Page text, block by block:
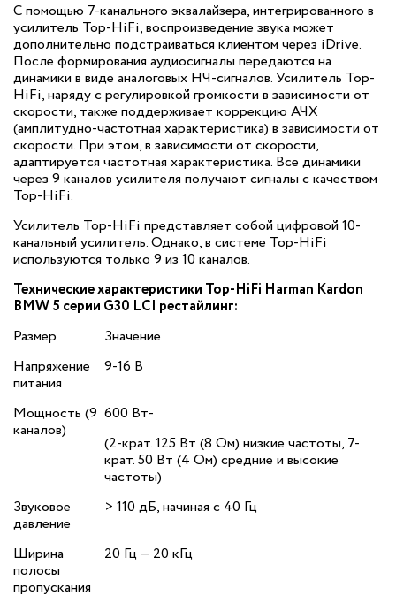
С помощью 7-канального эквалайзера, интегрированного в
усилитель Top-HiFi, воспроизведение звука может
дополнительно подстраиваться клиентом через iDrive.
После формирования аудиосигналы передаются на
динамики в виде аналоговых НЧ-сигналов. Усилитель Top-
HiFi, наряду с регулировкой громкости в зависимости от
скорости, также поддерживает коррекцию АЧХ
(амплитудно-частотная характеристика) в зависимости от
скорости. При этом, в зависимости от скорости,
адаптируется частотная характеристика. Все динамики
через 9 каналов усилителя получают сигналы с качеством
Top-HiFi.
Усилитель Top-HiFi представляет собой цифровой 10-
канальный усилитель. Однако, в системе Top-HiFi
используются только 9 из 10 каналов.
Технические характеристики Top-HiFi Harman Kardon
BMW 5 серии G30 LCI рестайлинг:
Размер
Значение
Напряжение
питания
9-16 В
Мощность (9
каналов)
600 Вт‐
(2-крат. 125 Вт (8 Ом) низкие частоты, 7-
крат. 50 Вт (4 Ом) средние и высокие
частоты)
Звуковое
давление
> 110 дБ, начиная с 40 Гц
Ширина
полосы
пропускания
20 Гц — 20 кГц